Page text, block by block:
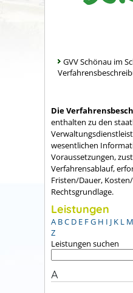
GVV Schönau im
Die
enthalten zu den
wesentlichen
Voraussetzungen,
Verfahrensablauf,
Fristen/Dauer,
Rechtsgrundlage.
Leistungen
A BC D E FG H I J K L M
Z
Leistungen suchen
A